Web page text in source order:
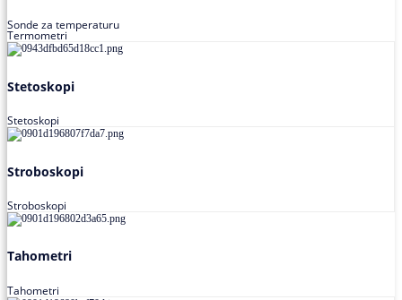
Sonde za temperaturu
Termometri
Stetoskopi
Stetoskopi
Stroboskopi
Stroboskopi
Tahometri
Tahometri